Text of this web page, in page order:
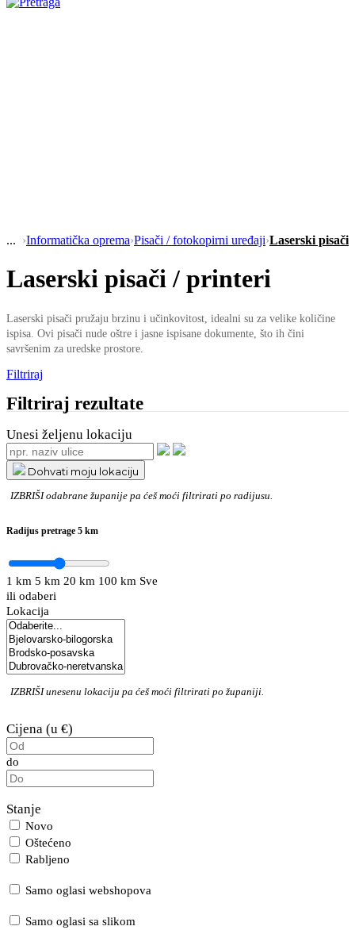
›Informatička oprema›Pisači / fotokopirni uređaji›Laserski pisači
Laserski pisači / printeri
Laserski pisači pružaju brzinu i učinkovitost, idealni su za velike količine
ispisa. Ovi pisači nude oštre i jasne ispisane dokumente, što ih čini
savršenim za uredske prostore.
Filtriraj
Filtriraj rezultate
Unesi željenu lokaciju
Dohvati moju lokaciju
IZBRIŠIodabrane županije pa ćeš moći filtrirati po radijusu.
Radijus pretrage 5 km
1 km 5 km 20 km 100 km Sve
ili odaberi
Lokacija
IZBRIŠIunesenu lokaciju pa ćeš moći filtrirati po županiji.
Cijena (u €)
do
Stanje
Novo
Oštećeno
Rabljeno
Samo oglasi webshopova
Samo oglasi sa slikom